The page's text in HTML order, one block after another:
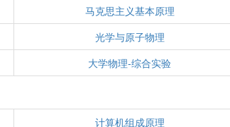
马克思主义基本原理
光学与原子物理
大学物理-综合实验
计算机组成原理